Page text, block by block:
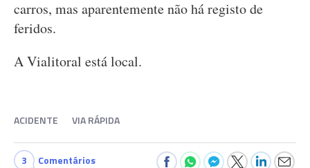
carros, mas aparentemente não há registo de
feridos.
A Vialitoral está local.
ACIDENTE VIA RÁPIDA
3 Comentários